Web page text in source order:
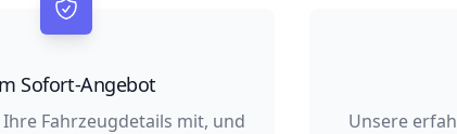
Sofort-Angebot
Ihre Fahrzeugdetails mit, und
Unsere